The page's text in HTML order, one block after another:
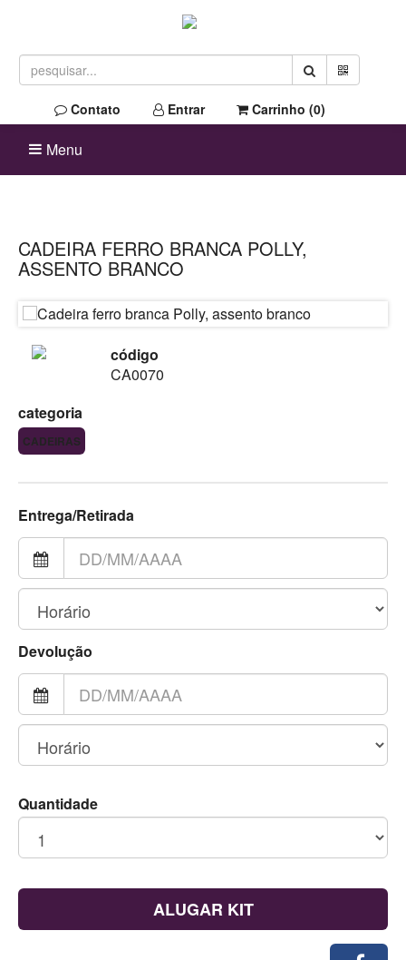
Contato Entrar Carrinho (0)
Menu
CADEIRA FERRO BRANCA POLLY,
ASSENTO BRANCO
código
CA0070
categoria
CADEIRAS
Entrega/Retirada
Devolução
Quantidade
ALUGAR KIT